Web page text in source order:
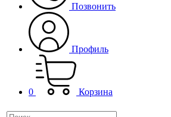
Позвонить
Профиль
0 Корзина